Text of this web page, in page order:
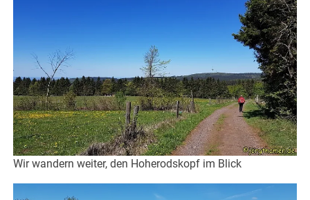
Wir wandern weiter, den Hoherodskopf im Blick